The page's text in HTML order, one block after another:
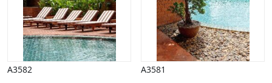
A3582 A3581